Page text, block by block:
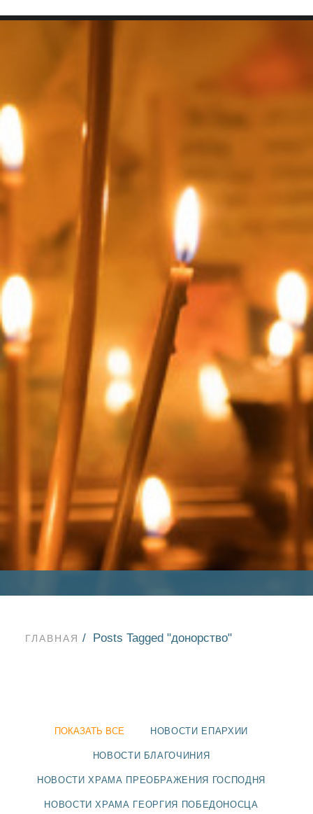
SEARCH
ГЛАВНАЯ Posts Tagged "донорство"
ПОКАЗАТЬ ВСЕ НОВОСТИ ЕПАРХИИ
НОВОСТИ БЛАГОЧИНИЯ
НОВОСТИ ХРАМА ПРЕОБРАЖЕНИЯ ГОСПОДНЯ
НОВОСТИ ХРАМА ГЕОРГИЯ ПОБЕДОНОСЦА